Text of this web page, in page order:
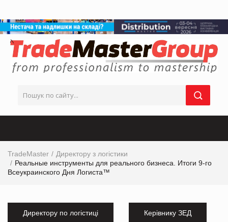
TradeMaster
Директору з логістики
Реальные инструменты для реального бизнеса. Итоги 9-го
Всеукраинского Дня Логиста™
Директору по логістиці Керівнику ЗЕД